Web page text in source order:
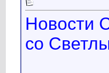
Новости
со